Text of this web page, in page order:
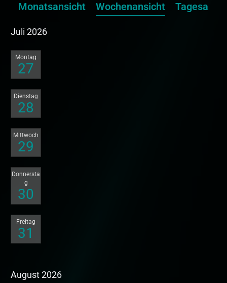
Monatsansicht Wochenansicht
Juli 2026
Montag
27
Dienstag
28
Mittwoch
29
Donnersta
g
30
Freitag
31
August 2026